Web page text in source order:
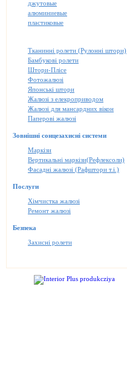
джутовые
алюминиевые
пластиковые
Тканинні ролети (Рулонні штори)
Бамбукові ролети
Штори-Плісе
Фотожалюзі
Японські штори
Жалюзі з елекроприводом
Жалюзі для мансардних вікон
Паперові жалюзі
Зовнішні сонцезахисні системи
Маркізи
Вертикальні маркізи(Рефлексоли)
Фасадні жалюзі (Рафштори т.і.)
Послуги
Хімчистка жалюзі
Ремонт жалюзі
Безпека
Захисні ролети